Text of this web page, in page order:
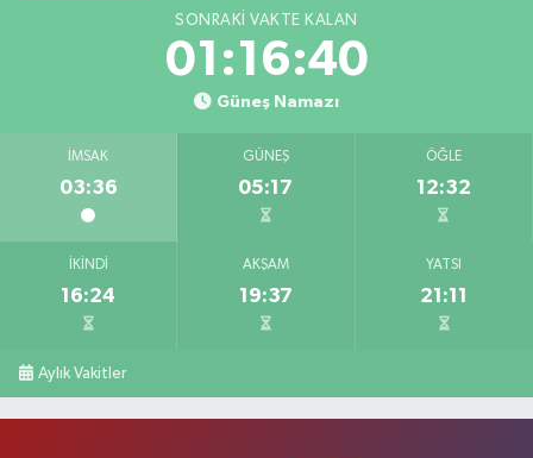
SONRAKI VAKTE KALAN
01:16:39
Güneş Namazı
İMSAK
03:36
GÜNEŞ
05:17
ÖĞLE
12:32
İKINDI
16:24
AKŞAM
19:37
YATSI
21:11
Aylık Vakitler